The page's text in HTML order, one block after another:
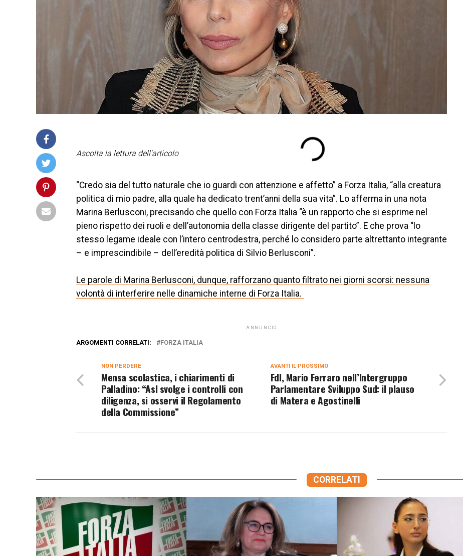
Ascolta la lettura dell'articolo
“Credo sia del tutto naturale che io guardi con attenzione e affetto” a Forza Italia, “alla creatura
politica di mio padre, alla quale ha dedicato trent’anni della sua vita”. Lo afferma in una nota
Marina Berlusconi, precisando che quello con Forza Italia “è un rapporto che si esprime nel
pieno rispetto dei ruoli e dell’autonomia della classe dirigente del partito”. E che prova “lo
stesso legame ideale con l’intero centrodestra, perché lo considero parte altrettanto integrante
– e imprescindibile – dell’eredità politica di Silvio Berlusconi”.
Le parole di Marina Berlusconi, dunque, rafforzano quanto filtrato nei giorni scorsi: nessuna
volontà di interferire nelle dinamiche interne di Forza Italia.
ANNUNCIO
ARGOMENTI CORRELATI: FORZA ITALIA
AVANTI IL ​​PROSSIMO
FdI, Mario Ferraro nell’Intergruppo
Parlamentare Sviluppo Sud: il plauso
di Matera e Agostinelli
NON PERDERE
Mensa scolastica, i chiarimenti di
Palladino: “Asl svolge i controlli con
diligenza, si osservi il Regolamento
della Commissione”
CORRELATI